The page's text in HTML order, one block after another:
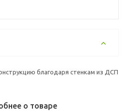
благодаря стенкам из ДСП
о товаре